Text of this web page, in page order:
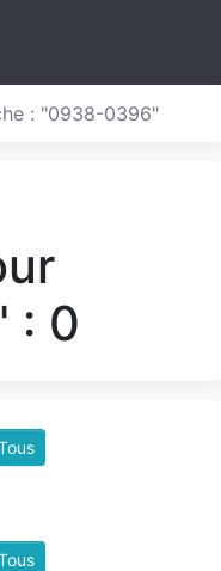
: "0938-0396"
: 0